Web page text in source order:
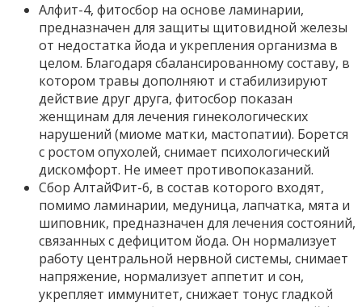
Алфит-4, фитосбор на основе ламинарии,
предназначен для защиты щитовидной железы
от недостатка йода и укрепления организма в
целом. Благодаря сбалансированному составу, в
котором травы дополняют и стабилизируют
действие друг друга, фитосбор показан
женщинам для лечения гинекологических
нарушений (миоме матки, мастопатии). Борется
с ростом опухолей, снимает психологический
дискомфорт. Не имеет противопоказаний.
Сбор АлтайФит-6, в состав которого входят,
помимо ламинарии, медуница, лапчатка, мята и
шиповник, предназначен для лечения состояний,
связанных с дефицитом йода. Он нормализует
работу центральной нервной системы, снимает
напряжение, нормализует аппетит и сон,
укрепляет иммунитет, снижает тонус гладкой